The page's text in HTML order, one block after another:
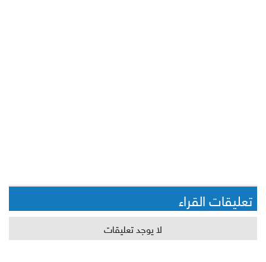
تعليقات القراء
لا يوجد تعليقات